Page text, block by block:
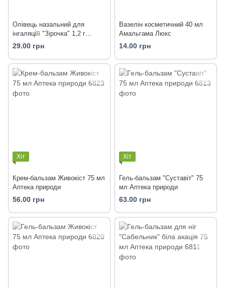
Олівець назальний для
інгаляціїї "Зірочка" 1,2 г
Красота та Здоров`я
29.00 грн
Вазелін косметичний 40 мл
Амальгама Люкс
14.00 грн
Хіт
Крем-бальзам Живокіст 75 мл
Аптека природи
56.00 грн
Хіт
Гель-бальзам "Суставіт" 75
мл Аптека природи
63.00 грн